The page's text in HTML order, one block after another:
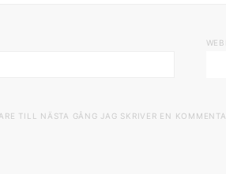
TILL NÄSTA GÅNG JAG SKRIVER EN